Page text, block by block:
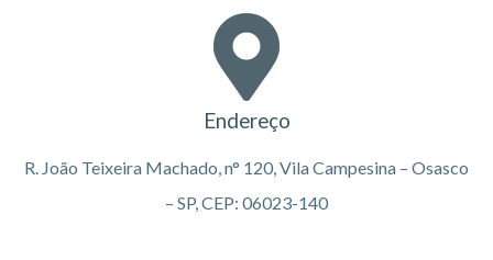
Endereço
R. João Teixeira Machado, n° 120, Vila Campesina – Osasco
– SP, CEP: 06023-140